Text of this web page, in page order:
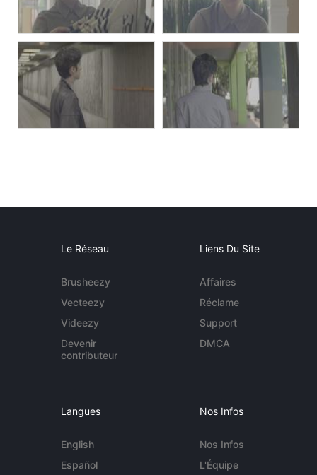
Le Réseau
Brusheezy
Vecteezy
Videezy
Devenir
contributeur
Liens Du Site
Affaires
Réclame
Support
DMCA
Langues
English
Español
Nos Infos
Nos Infos
L'Équipe